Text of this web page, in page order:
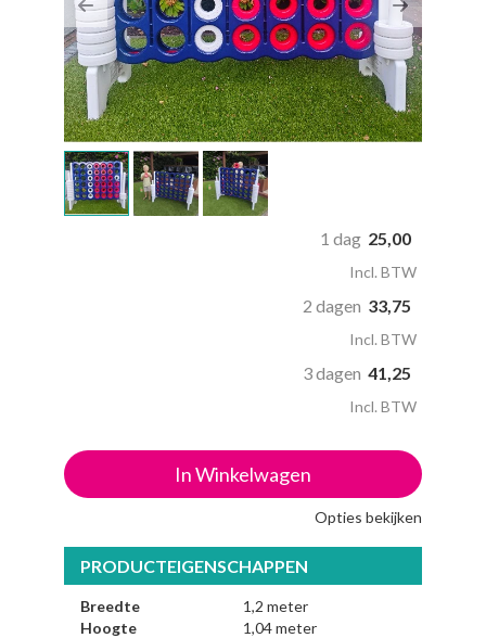
Previous Next
1 dag 25,00
Incl. BTW
2 dagen 33,75
Incl. BTW
3 dagen 41,25
Incl. BTW
In Winkelwagen
Opties bekijken
PRODUCTEIGENSCHAPPEN
Breedte
1,2 meter
Hoogte
1,04 meter